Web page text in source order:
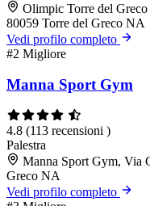
Olimpic Torre del
80059 Torre del Greco NA
Vedi profilo completo
#2 Migliore
Manna Sport Gym
4.8 (113 recensioni )
Palestra
Manna Sport Gym, Via
Greco NA
Vedi profilo completo